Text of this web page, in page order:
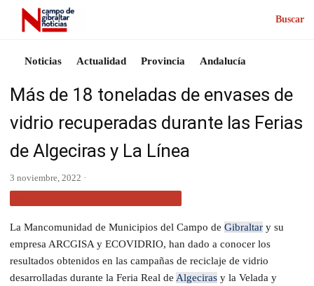
Buscar
Noticias Actualidad Provincia Andalucía
Más de 18 toneladas de envases de
vidrio recuperadas durante las Ferias
de Algeciras y La Línea
3 noviembre, 2022 ·
La Mancomunidad de Municipios del Campo de Gibraltar y su
empresa ARCGISA y ECOVIDRIO, han dado a conocer los
resultados obtenidos en las campañas de reciclaje de vidrio
desarrolladas durante la Feria Real de Algeciras y la Velada y